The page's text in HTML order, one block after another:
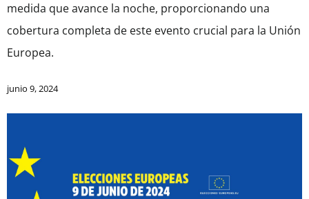
medida que avance la noche, proporcionando una
cobertura completa de este evento crucial para la Unión
Europea.
junio 9, 2024